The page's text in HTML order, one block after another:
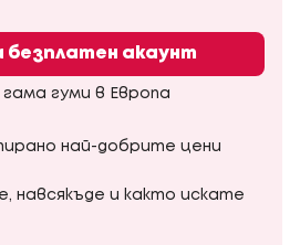
безплатен акаунт
гуми в Европа
най-добрите цени
навсякъде и както искате